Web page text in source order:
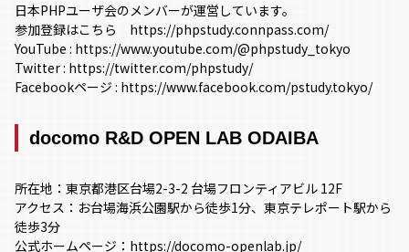
日本PHPユーザ会のメンバーが運営しています。
参加登録はこちら https://phpstudy.connpass.com/
YouTube : https://www.youtube.com/@phpstudy_tokyo
Twitter : https://twitter.com/phpstudy/
Facebookページ : https://www.facebook.com/pstudy.tokyo/
docomo R&D OPEN LAB ODAIBA
所在地：東京都港区台場2-3-2 台場フロンティアビル 12F
アクセス：お台場海浜公園駅から徒歩1分、東京テレポート駅から
徒歩3分
公式ホームページ：https://docomo-openlab.jp/